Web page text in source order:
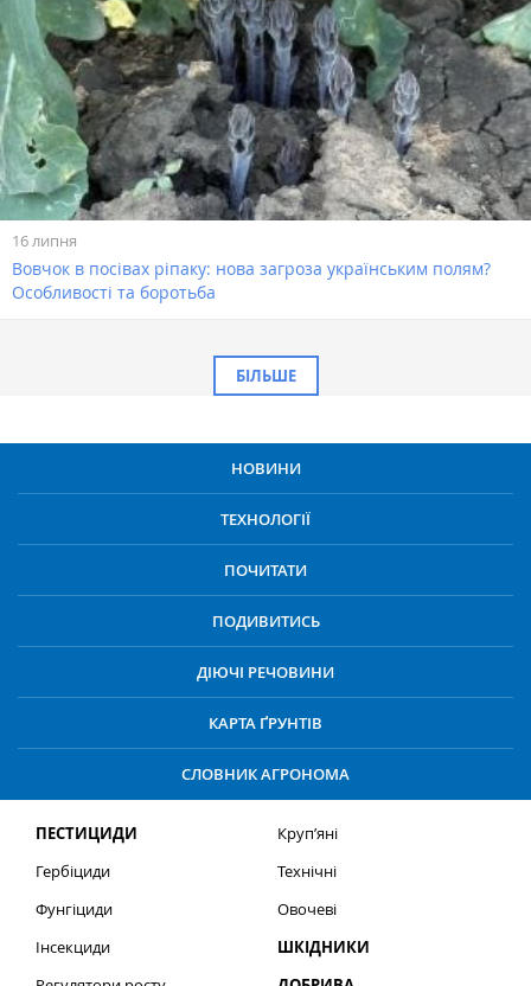
16 липня
Вовчок в посівах ріпаку: нова загроза українським полям?
Особливості та боротьба
БІЛЬШЕ
НОВИНИ
ТЕХНОЛОГІЇ
ПОЧИТАТИ
ПОДИВИТИСЬ
ДІЮЧІ РЕЧОВИНИ
КАРТА ҐРУНТІВ
СЛОВНИК АГРОНОМА
ПЕСТИЦИДИ
Гербіциди
Фунгіциди
Інсекциди
Круп’яні
Технічні
Овочеві
ШКІДНИКИ